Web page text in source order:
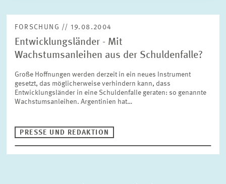
FORSCHUNG // 19.08.2004
Entwicklungsländer - Mit
Wachstumsanleihen aus der Schuldenfalle?
Große Hoffnungen werden derzeit in ein neues Instrument
gesetzt, das möglicherweise verhindern kann, dass
Entwicklungsländer in eine Schuldenfalle geraten: so genannte
Wachstumsanleihen. Argentinien hat…
PRESSE UND REDAKTION